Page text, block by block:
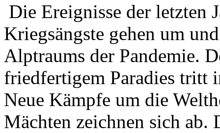
Die Ereignisse der letzten
Kriegsängste gehen um
Alptraums der Pandemie.
friedfertigem Paradies tritt
Neue Kämpfe um die
Mächten zeichnen sich